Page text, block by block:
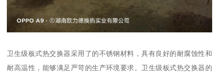
卫生级板式热交换器采用了的不锈钢材料，具有良好的耐腐蚀性和
耐高温性，能够满足严苛的生产环境要求。卫生级板式热交换器的